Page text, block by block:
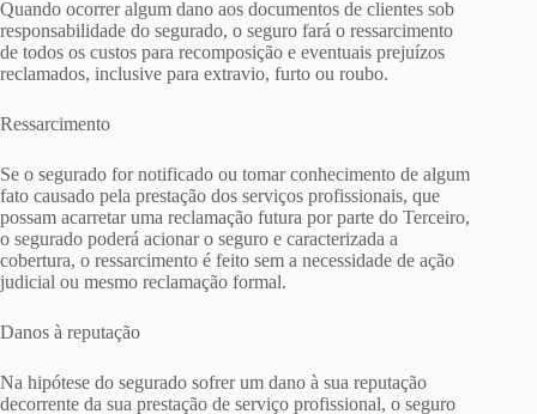
Quando ocorrer algum dano aos documentos de clientes sob
responsabilidade do segurado, o seguro fará o ressarcimento
de todos os custos para recomposição e eventuais prejuízos
reclamados, inclusive para extravio, furto ou roubo.
Ressarcimento
Se o segurado for notificado ou tomar conhecimento de algum
fato causado pela prestação dos serviços profissionais, que
possam acarretar uma reclamação futura por parte do Terceiro,
o segurado poderá acionar o seguro e caracterizada a
cobertura, o ressarcimento é feito sem a necessidade de ação
judicial ou mesmo reclamação formal.
Danos à reputação
Na hipótese do segurado sofrer um dano à sua reputação
decorrente da sua prestação de serviço profissional, o seguro